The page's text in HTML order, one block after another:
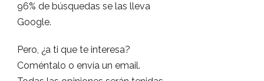
96% de búsquedas se las lleva
Google.
Pero, ¿a ti que te interesa?
Coméntalo o envía un email.